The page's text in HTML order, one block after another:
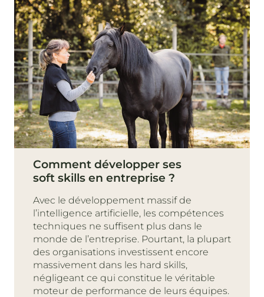
Comment développer ses
soft skills en entreprise ?
Avec le développement massif de
l’intelligence artificielle, les compétences
techniques ne suffisent plus dans le
monde de l’entreprise. Pourtant, la plupart
des organisations investissent encore
massivement dans les hard skills,
négligeant ce qui constitue le véritable
moteur de performance de leurs équipes.